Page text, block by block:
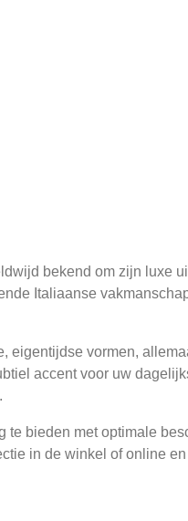
bekend om zijn luxe
Italiaanse
eigentijdse vormen,
accent voor uw
te bieden met optimale
in de winkel of online